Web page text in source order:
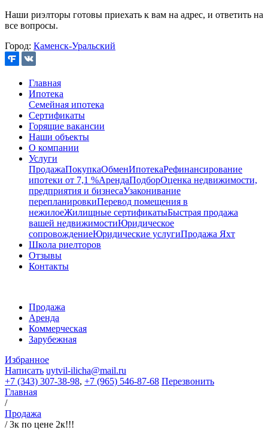
Наши риэлторы готовы приехать к вам на адрес, и ответить на
все вопросы.
Город: Каменск-Уральский
Главная
Ипотека
Семейная ипотека
Сертификаты
Горящие вакансии
Наши объекты
О компании
Услуги
ПродажаПокупкаОбменИпотекаРефинансирование
ипотеки от 7,1 %АрендаПодборОценка недвижимости,
предприятия и бизнесаУзаконивание
перепланировкиПеревод помещения в
нежилоеЖилищные сертификатыБыстрая продажа
вашей недвижимостиЮридическое
сопровождениеЮридические услугиПродажа Яхт
Школа риелторов
Отзывы
Контакты
Продажа
Аренда
Коммерческая
Зарубежная
Избранное
Написать uytvil-ilicha@mail.ru
+7 (343) 307-38-98, +7 (965) 546-87-68 Перезвонить
Главная
/
Продажа
/3к по цене 2к!!!